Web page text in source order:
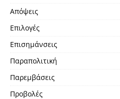
Απόψεις
Επιλογές
Επισημάνσεις
Παραπολιτική
Παρεμβάσεις
Προβολές